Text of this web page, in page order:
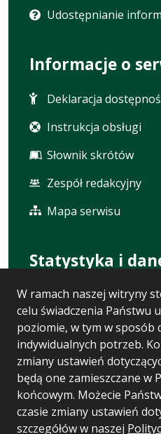
W ramach naszej witryny
celu świadczenia Państwu
poziomie, w tym w sposób
indywidualnych potrzeb.
zmiany ustawień
będą one zamieszczane w
końcowym. Możecie
czasie zmiany ustawień
szczegółów w naszej
Udostępnianie
Informacje o
Deklaracja
Instrukcja obsługi
Słownik skrótów
Zespół redakcyjny
Mapa serwisu
Statystyka i
Statystyki
Ostatnio dodane
Polityka prywatności
RODO